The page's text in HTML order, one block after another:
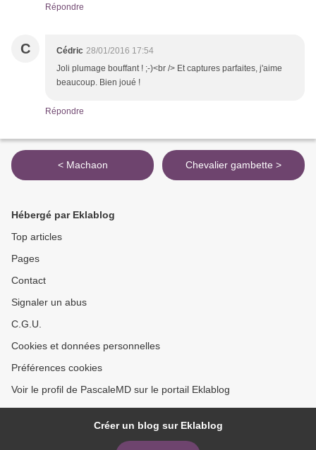
Répondre
C Cédric 28/01/2016 17:54
Joli plumage bouffant ! ;-)<br /> Et captures parfaites, j'aime
beaucoup. Bien joué !
Répondre
< Machaon Chevalier gambette >
Hébergé par Eklablog
Top articles
Pages
Contact
Signaler un abus
C.G.U.
Cookies et données personnelles
Préférences cookies
Voir le profil de PascaleMD sur le portail Eklablog
Créer un blog sur Eklablog